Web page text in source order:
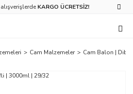
KARGO ÜCRETSİZ!
Cam Malzemeler Cam Balon | Dibi